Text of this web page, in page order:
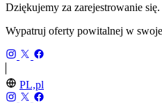
Dziękujemy za zarejestrowanie się.
Wypatruj oferty powitalnej w
PL,pl